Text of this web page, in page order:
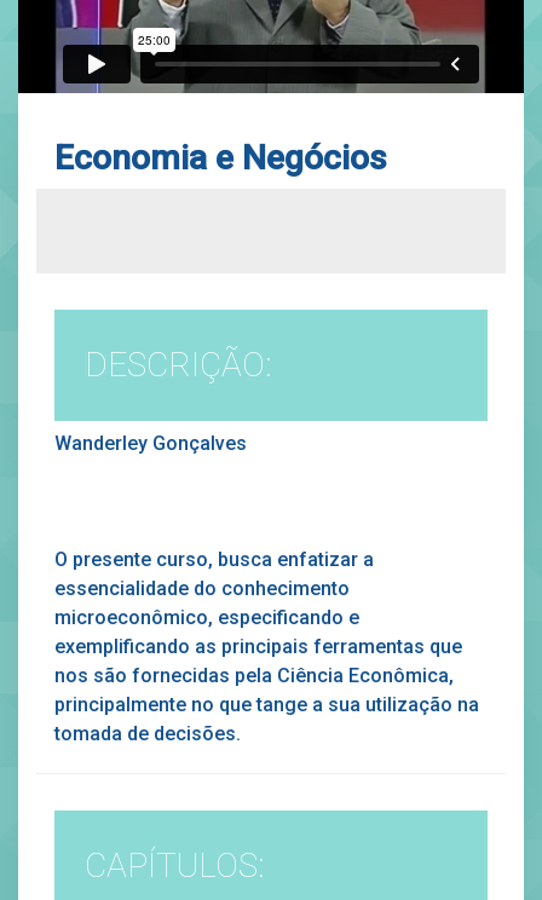
Economia e Negócios
DESCRIÇÃO:
Wanderley Gonçalves
O presente curso, busca enfatizar a
essencialidade do conhecimento
microeconômico, especificando e
exemplificando as principais ferramentas que
nos são fornecidas pela Ciência Econômica,
principalmente no que tange a sua utilização na
tomada de decisões.
CAPÍTULOS: